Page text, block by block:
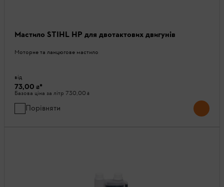
Мастило STIHL HP для двотактових двигунів
Моторне та ланцюгове мастило
від
73,00 ₴*
Базова ціна за літр 730,00 ₴
Порівняти